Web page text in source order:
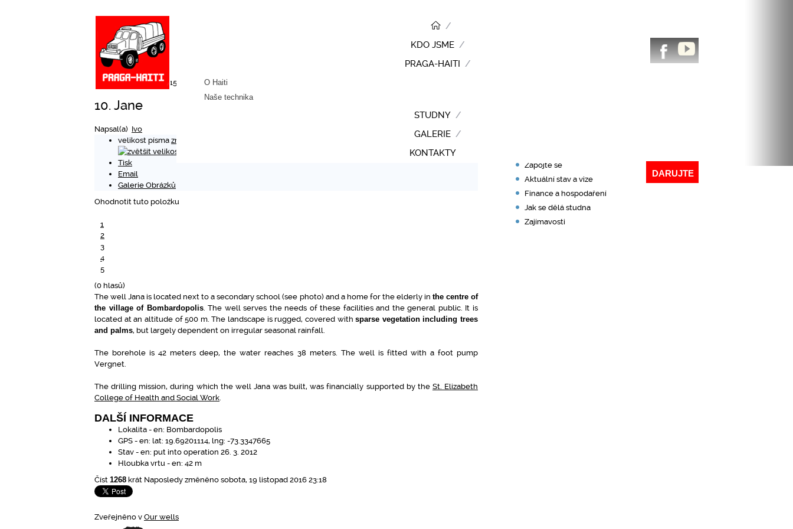
KDO JSME
PRAGA-HAITI
O Haiti
Naše technika
STUDNY
GALERIE
KONTAKTY
DARUJTE
středa, 11 listopad 2015 10:28
10. Jane
Napsal(a) Ivo
velikost písma zmenšit velikost písma
Tisk
Email
Galerie Obrázků
Ohodnotit tuto položku
1
2
3
4
5
(0 hlasů)
The well Jana is located next to a secondary school (see photo) and a home for the elderly in the centre of
the village of Bombardopolis. The well serves the needs of these facilities and the general public. It is
located at an altitude of 500 m. The landscape is rugged, covered withsparse vegetation including trees
and palms, but largely dependent on irregular seasonal rainfall.
The borehole is 42 meters deep, the water reaches 38 meters. The well is fitted with a foot pump
Vergnet.
The drilling mission, during which the well Jana was built, was financially supported by the St. Elizabeth
College of Health and Social Work.
DALŠÍ INFORMACE
Lokalita - en: Bombardopolis
GPS - en: lat: 19.69201114, lng: -73.3347665
Stav - en: put into operation 26. 3. 2012
Hloubka vrtu - en: 42 m
Číst 1268 krát Naposledy změněno sobota, 19 listopad 2016 23:18
Zveřejněno v Our wells
Zapojte se
Aktuální stav a vize
Finance a hospodaření
Jak se dělá studna
Zajímavosti